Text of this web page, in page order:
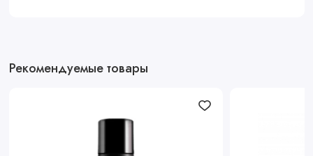
Рекомендуемые товары